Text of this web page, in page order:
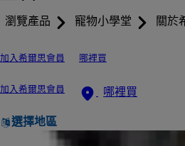
瀏覽產品 寵物小學堂 關於
加入希爾思會員 哪裡買
加入希爾思會員 哪裡買
選擇地區